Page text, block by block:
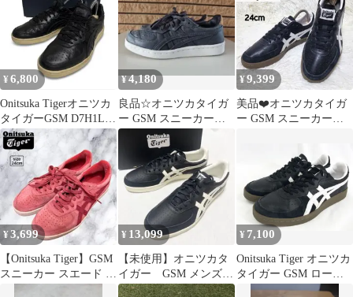
¥ 6,800
Onitsuka Tigerオニツカ
タイガーGSM D7H1L
レザー 1997
¥4,180
良品☆オニツカタイガ
ー GSM スニーカー
23.5cm アシックス
¥9,399
美品❤️オニツカタイガ
ー GSM スニーカー
¥3,699
【Onitsuka Tiger】GSM
スニーカー スエード ピ
ンク 24cm
¥ 13,099
【未使用】オニツカタ
イガー GSM メンズ
スニーカー ブラッ
¥ 7,100
Onitsuka Tiger オニツカ
タイガー GSM ローカ
ット スニーカー